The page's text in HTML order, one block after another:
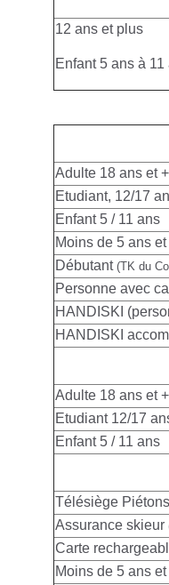
12 ans et plus
Enfant 5 ans à 11
Adulte 18 ans et +
Etudiant, 12/17
Enfant 5 / 11 ans
Moins de 5 ans
Débutant (TK du
Personne avec
HANDISKI
HANDISKI
Adulte 18 ans et +
Etudiant 12/17
Enfant 5 / 11 ans
Télésiège Piétons
Assurance skieur
Carte
Moins de 5 ans